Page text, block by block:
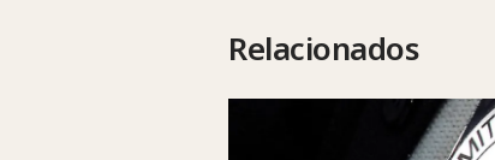
Relacionados